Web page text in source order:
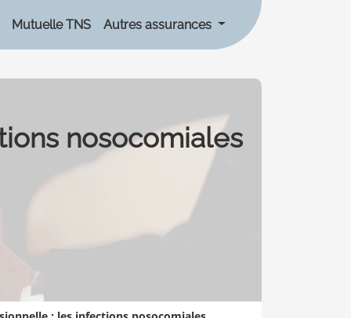
Mutuelle TNS Autres assurances
nosocomiales